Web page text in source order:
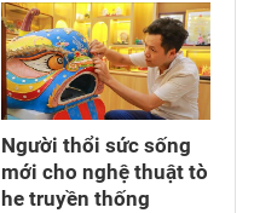
Người thổi sức sống
mới cho nghệ thuật tò
he truyền thống